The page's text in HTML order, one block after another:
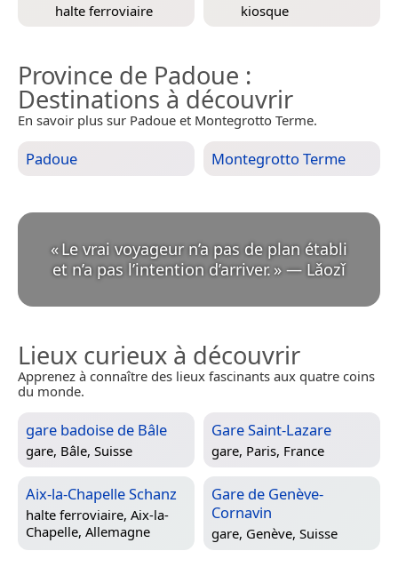
halte ferroviaire kiosque
Province de Padoue :
Destinations à découvrir
En savoir plus sur Padoue et Montegrotto Terme.
Padoue Montegrotto Terme
«Le vrai voyageur n’a pas de plan établi
et n’a pas l’intention d’arriver. » — Lǎozǐ
Lieux curieux à découvrir
Apprenez à connaître des lieux fascinants aux quatre coins
du monde.
gare badoise de Bâle
gare, Bâle, Suisse
Gare Saint-Lazare
gare, Paris, France
Aix-la-Chapelle Schanz
halte ferroviaire, Aix-la-
Chapelle, Allemagne
Gare de Genève-
Cornavin
gare, Genève, Suisse